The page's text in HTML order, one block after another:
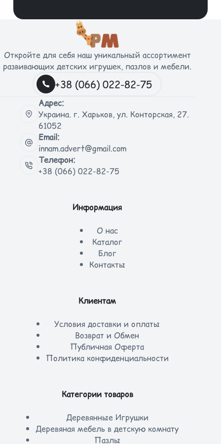
Откройте для себя наш уникальный ассортимент
развивающих детских игрушек, пазлов и мебели.
+38 (066) 022-82-75
Адрес:
Украина. г. Харьков, ул. Конторская, 27.
61052
Email:
innam.advert@gmail.com
Телефон:
+38 (066) 022-82-75
Информация
О нас
Каталог
Блог
Контакты
Клиентам
Условия доставки и оплаты
Возврат и Обмен
Публичная Оферта
Политика конфиденциальности
Категории товаров
Деревянные Игрушки
Деревяная мебель в детскую комнату
Пазлы